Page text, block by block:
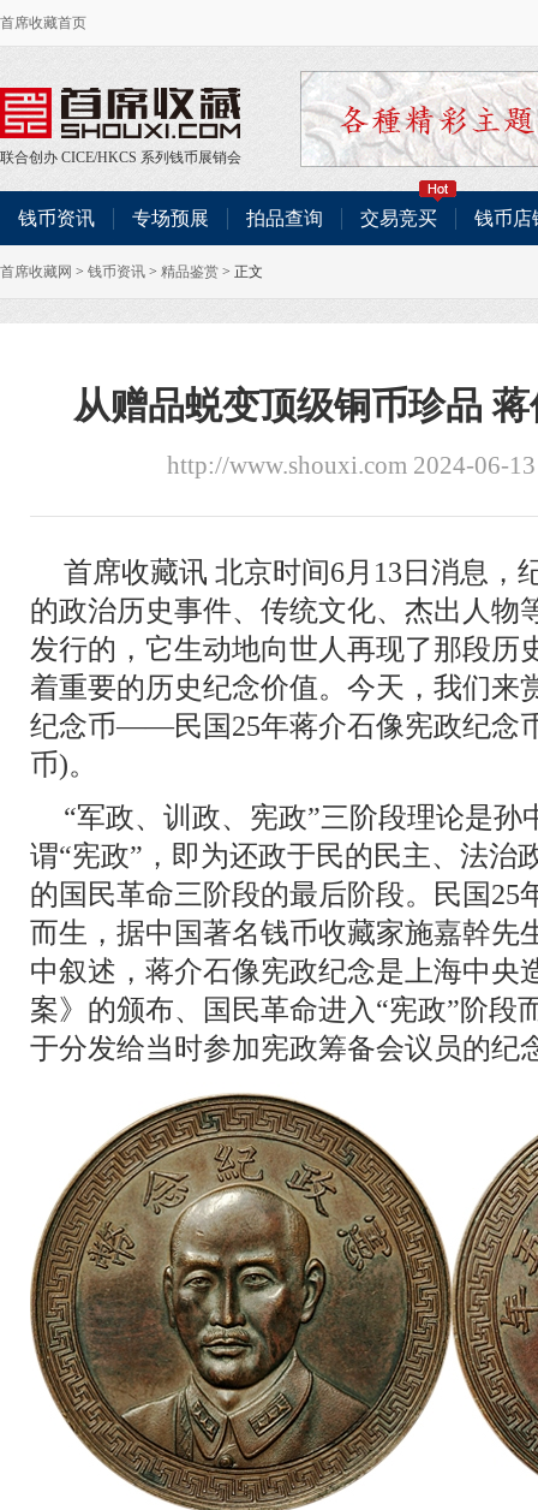
首席收藏首页
联合创办 CICE/HKCS 系列钱币展销会
钱币资讯 专场预展 拍品查询 交易竞买 钱币店
首席收藏网 > 钱币资讯 > 精品鉴赏 > 正文
从赠品蜕变顶级铜币珍品
http://www.shouxi.com 2024-06-
首席收藏讯 北京时间6月13日消息，
的政治历史事件、传统文化、杰出人物
发行的，它生动地向世人再现了那段历
着重要的历史纪念价值。今天，我们来
纪念币——民国25年蒋介石像宪政纪念
币)。
“军政、训政、宪政”三阶段理论是
谓“宪政”，即为还政于民的民主、法治
的国民革命三阶段的最后阶段。民国25
而生，据中国著名钱币收藏家施嘉幹先
中叙述，蒋介石像宪政纪念是上海中央
案》的颁布、国民革命进入“宪政”阶段
于分发给当时参加宪政筹备会议员的纪